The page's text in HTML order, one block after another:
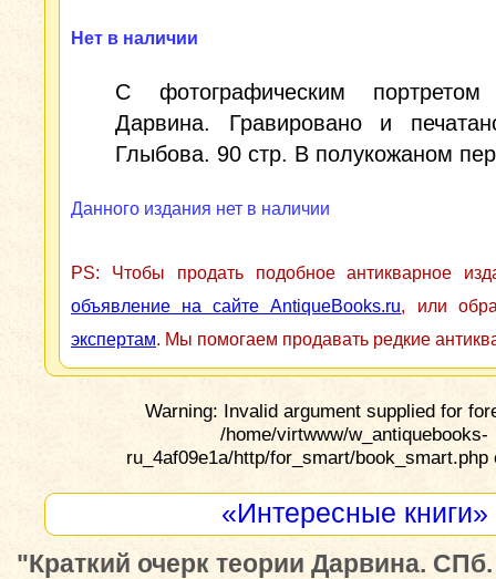
Нет в наличии
С фотографическим портретом
Дарвина. Гравировано и
Глыбова. 90 стр. В полукожаном
Данного издания нет в наличии
PS: Чтобы продать подобное антикварное
объявление на сайте AntiqueBooks.ru, или
экспертам. Мы помогаем продавать редкие
Warning: Invalid argument supplied for
/home/virtwww/w_antiquebooks-
ru_4af09e1a/http/for_smart/book_smart.php
«Интересные книги»
"Краткий очерк теории Дарвина. СПб.